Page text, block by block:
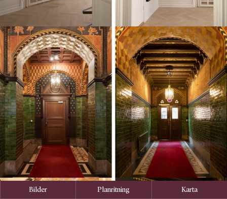
Bilder Planritning Karta